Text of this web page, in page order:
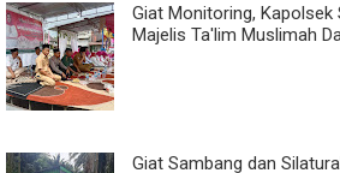
Giat Monitoring, Kapolsek
Majelis Ta'lim Muslimah
Giat Sambang dan